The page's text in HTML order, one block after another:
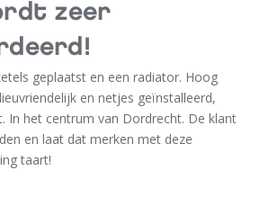
zeer
geplaatst en een radiator. Hoog
en netjes geïnstalleerd,
In het centrum van Dordrecht. De klant
en laat dat merken met deze
taart!